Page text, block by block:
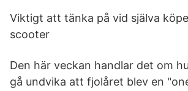
Viktigt att tänka på vid själva
scooter
Den här veckan handlar det om
gå undvika att fjolåret blev en